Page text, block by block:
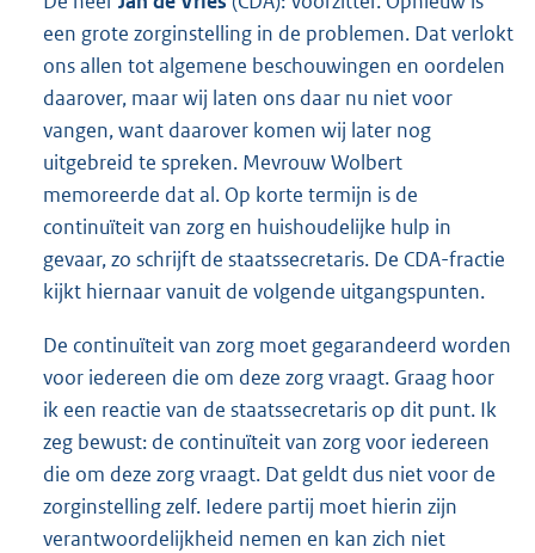
een grote zorginstelling in de problemen. Dat verlokt
ons allen tot algemene beschouwingen en oordelen
daarover, maar wij laten ons daar nu niet voor
vangen, want daarover komen wij later nog
uitgebreid te spreken. Mevrouw Wolbert
memoreerde dat al. Op korte termijn is de
continuïteit van zorg en huishoudelijke hulp in
gevaar, zo schrijft de staatssecretaris. De CDA-fractie
kijkt hiernaar vanuit de volgende uitgangspunten.
De continuïteit van zorg moet gegarandeerd worden
voor iedereen die om deze zorg vraagt. Graag hoor
ik een reactie van de staatssecretaris op dit punt. Ik
zeg bewust: de continuïteit van zorg voor iedereen
die om deze zorg vraagt. Dat geldt dus niet voor de
zorginstelling zelf. Iedere partij moet hierin zijn
verantwoordelijkheid nemen en kan zich niet